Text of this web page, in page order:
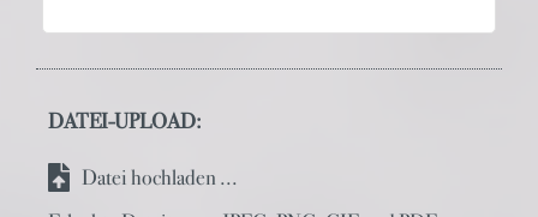
DATEI-UPLOAD:
Datei hochladen ...